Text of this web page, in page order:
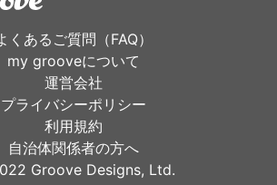
くあるご質問（FAQ）
my grooveについて
運営会社
プライバシーポリシー
利用規約
自治体関係者の方へ
Groove Designs, Ltd.